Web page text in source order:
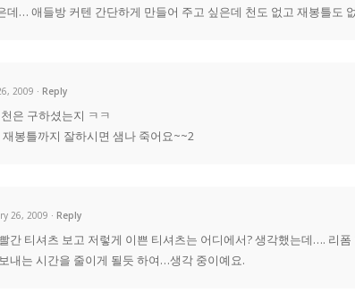
데… 애들방 커텐 간단하게 만들어 주고 싶은데 천도 없고 재봉틀도
2009 Reply
은 구하셨는지 ㅋㅋ
봉틀까지 잘하시면 샘나 죽어요~~2
26, 2009 Reply
간 티셔츠 보고 저렇게 이쁜 티셔츠는 어디에서? 생각했는데…. 리
내는 시간을 줄이게 될듯 하여…생각 중이예요.